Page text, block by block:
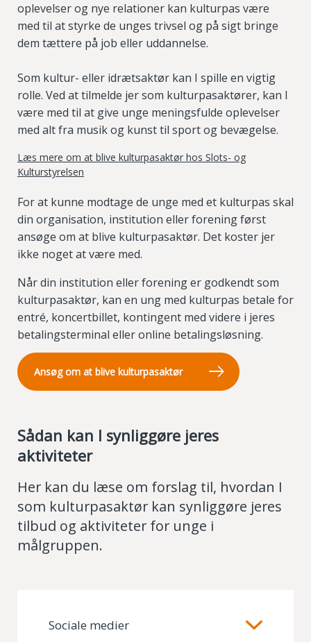
oplevelser og nye relationer kan kulturpas være
med til at styrke de unges trivsel og på sigt bringe
dem tættere på job eller uddannelse.
Som kultur- eller idrætsaktør kan I spille en vigtig
rolle. Ved at tilmelde jer som kulturpasaktører, kan I
være med til at give unge meningsfulde oplevelser
med alt fra musik og kunst til sport og bevægelse.
Læs mere om at blive kulturpasaktør hos Slots- og
Kulturstyrelsen
For at kunne modtage de unge med et kulturpas skal
din organisation, institution eller forening først
ansøge om at blive kulturpasaktør. Det koster jer
ikke noget at være med.
Når din institution eller forening er godkendt som
kulturpasaktør, kan en ung med kulturpas betale for
entré, koncertbillet, kontingent med videre i jeres
betalingsterminal eller online betalingsløsning.
Ansøg om at blive kulturpasaktør
Sådan kan I synliggøre jeres
aktiviteter
Her kan du læse om forslag til, hvordan I
som kulturpasaktør kan synliggøre jeres
tilbud og aktiviteter for unge i
målgruppen.
Sociale medier